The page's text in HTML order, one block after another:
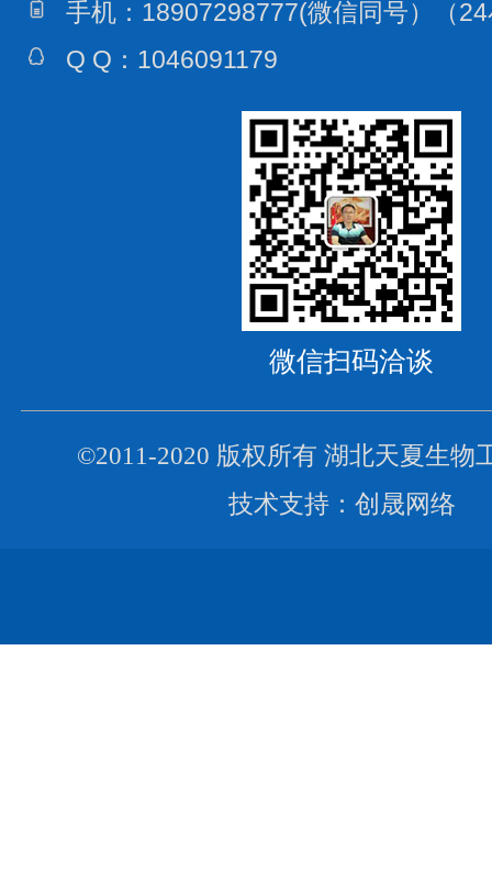
手机： 18907298777(微信同号）
（
Q Q： 1046091179
微信扫码洽谈
©2011-2020 版权所有 湖北天夏生物
技术支持： 创晟网络